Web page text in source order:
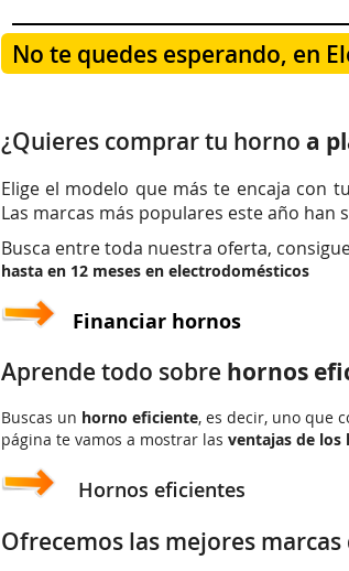
No te quedes esperando, en
¿Quieres comprar tu horno a
Elige el modelo que más te encaja con
Las marcas más populares este año han
Busca entre toda nuestra oferta,
hasta en 12 meses en electrodomésticos
Financiar hornos
Aprende todo sobre hornos
Buscas un horno eficiente, es decir, uno que
página te vamos a mostrar las ventajas de los
Hornos eficientes
Ofrecemos las mejores